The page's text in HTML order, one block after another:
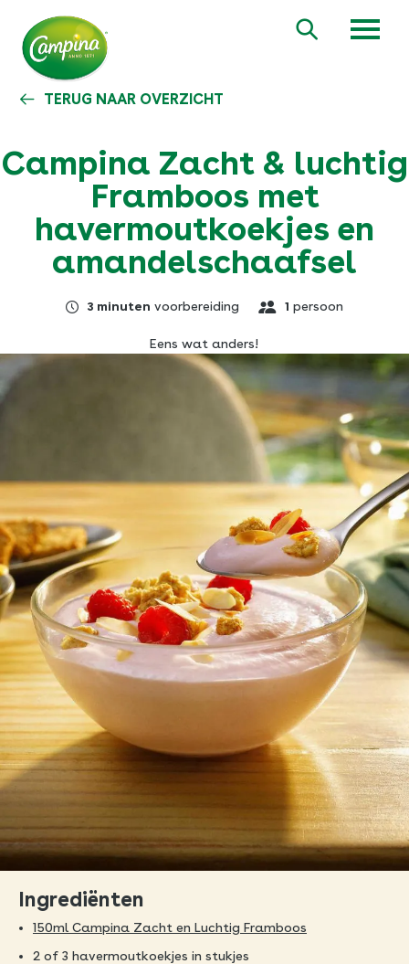
naar
gaan
Zoeken
TERUG NAAR OVERZICHT
Campina Zacht & luchtig
Framboos met
havermoutkoekjes en
amandelschaafsel
3 minuten voorbereiding 1 persoon
Eens wat anders!
Ingrediënten
150ml Campina Zacht en Luchtig Framboos
2 of 3 havermoutkoekjes in stukjes